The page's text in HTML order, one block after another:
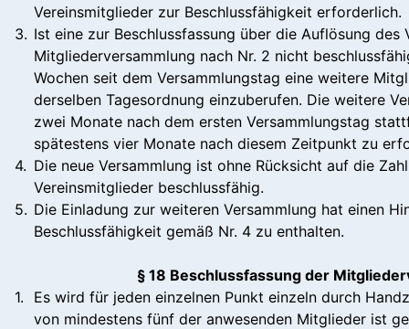
Vereinsmitglieder zur Beschlussfähigkeit erforderlich.
3. Ist eine zur Beschlussfassung über die Auflösung des
Mitgliederversammlung nach Nr. 2 nicht
Wochen seit dem Versammlungstag eine weitere
derselben Tagesordnung einzuberufen. Die weitere
zwei Monate nach dem ersten Versammlungstag
spätestens vier Monate nach diesem Zeitpunkt zu
4. Die neue Versammlung ist ohne Rücksicht auf die
Vereinsmitglieder beschlussfähig.
5. Die Einladung zur weiteren Versammlung hat einen
Beschlussfähigkeit gemäß Nr. 4 zu enthalten.
§ 18 Beschlussfassung der
1.
Es wird für jeden einzelnen Punkt einzeln durch
von mindestens fünf der anwesenden Mitglieder ist